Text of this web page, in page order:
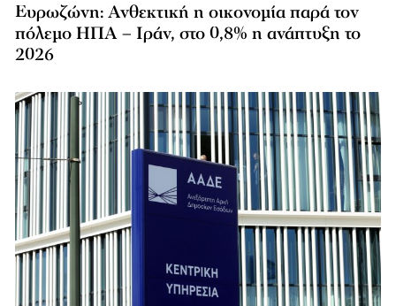
Ευρωζώνη: Ανθεκτική η οικονομία παρά τον
πόλεμο ΗΠΑ – Ιράν, στο 0,8% η ανάπτυξη το
2026